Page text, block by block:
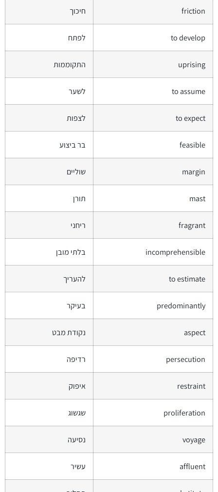
friction חיכוך
to develop לפתח
uprising התקוממות
to assume לשער
to expect לצפות
feasible בר ביצוע
margin שוליים
mast תורן
fragrant ריחני
incomprehensible בלתי מובן
to estimate להעריך
predominantly בעיקר
aspect נקודת מבט
persecution רדיפה
restraint איפוק
proliferation שגשוג
voyage נסיעה
affluent עשיר